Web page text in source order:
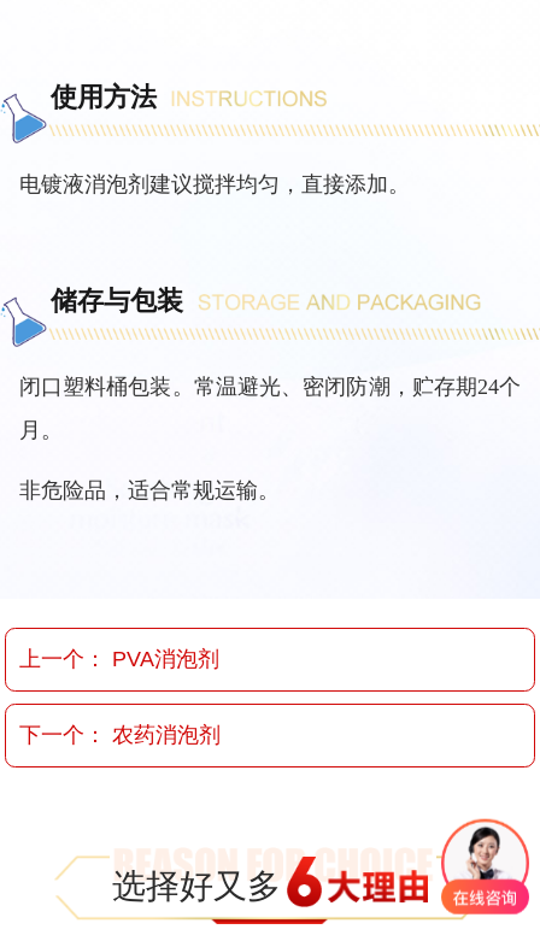
使用方法
电镀液消泡剂建议搅拌均匀，直接添加。
储存与包装
闭口塑料桶包装。常温避光、密闭防潮，贮存期24个
月。
非危险品，适合常规运输。
上一个： PVA消泡剂
下一个： 农药消泡剂
选择好又多